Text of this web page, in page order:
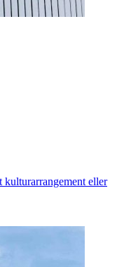
eller